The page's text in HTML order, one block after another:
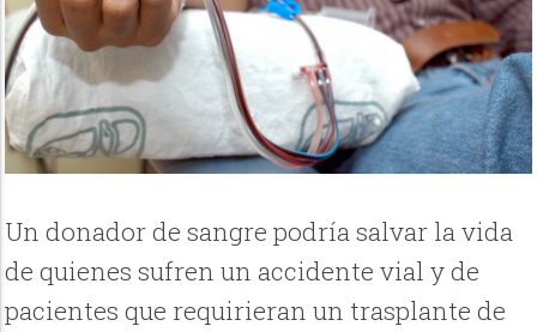
Un donador de sangre podría salvar la vida
de quienes sufren un accidente vial y de
pacientes que requirieran un trasplante de